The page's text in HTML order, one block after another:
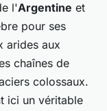
l'Argentine et
pour ses
arides aux
chaînes de
colossaux.
ici un véritable